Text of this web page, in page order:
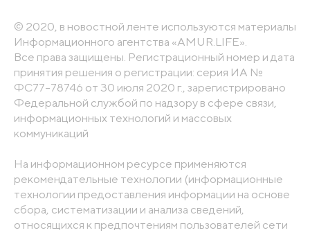
© 2020, в новостной ленте используются материалы
Информационного агентства «AMUR.LIFE».
Все права защищены. Регистрационный номер и дата
принятия решения о регистрации: серия ИА №
ФС77-78746 от 30 июля 2020 г., зарегистрировано
Федеральной службой по надзору в сфере связи,
информационных технологий и массовых
коммуникаций
На информационном ресурсе применяются
рекомендательные технологии (информационные
технологии предоставления информации на основе
сбора, систематизации и анализа сведений,
относящихся к предпочтениям пользователей сети